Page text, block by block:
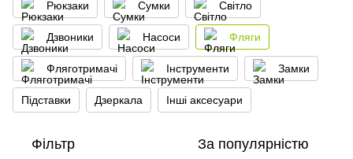
Рюкзаки Сумки Світло
Дзвоники Насоси Фляги
Фляготримачі Інструменти Замки
Підставки Дзеркала Інші аксесуари
Фільтр За популярністю